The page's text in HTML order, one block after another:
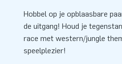
Hobbel op je opblaasbare
de uitgang! Houd je
race met western/jungle
speelplezier!